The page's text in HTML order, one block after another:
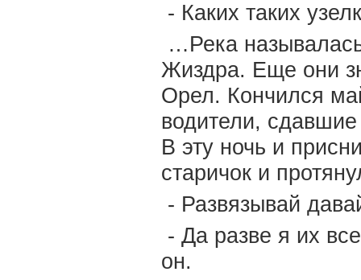
- Каких таких
…Река
Жиздра. Еще они
Орел. Кончился
водители,
В эту ночь и
старичок и
- Развязывай
- Да разве я их
он.